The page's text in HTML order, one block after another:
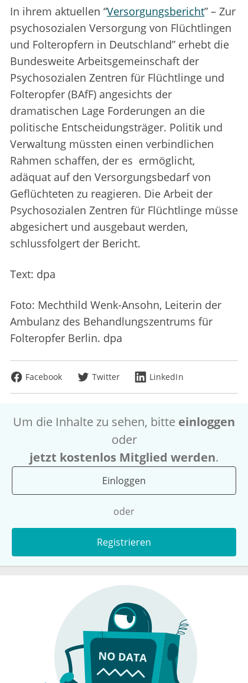
In ihrem aktuellen “Versorgungsbericht” – Zur
psychosozialen Versorgung von Flüchtlingen
und Folteropfern in Deutschland” erhebt die
Bundesweite Arbeitsgemeinschaft der
Psychosozialen Zentren für Flüchtlinge und
Folteropfer (BAfF) angesichts der
dramatischen Lage Forderungen an die
politische Entscheidungsträger. Politik und
Verwaltung müssten einen verbindlichen
Rahmen schaffen, der es ermöglicht,
adäquat auf den Versorgungsbedarf von
Geflüchteten zu reagieren. Die Arbeit der
Psychosozialen Zentren für Flüchtlinge müsse
abgesichert und ausgebaut werden,
schlussfolgert der Bericht.
Text: dpa
Foto: Mechthild Wenk-Ansohn, Leiterin der
Ambulanz des Behandlungszentrums für
Folteropfer Berlin. dpa
Facebook Twitter LinkedIn
Um die Inhalte zu sehen, bitte einloggen
oder
jetzt kostenlos Mitglied werden.
Einloggen
oder
Registrieren